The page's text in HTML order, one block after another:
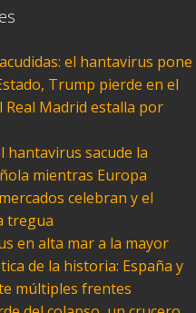
el hantavirus pone
Trump pierde en el
Real Madrid estalla por
hantavirus sacude la
mientras Europa
celebran y el
tregua
en alta mar a la mayor
de la historia: España y
múltiples frentes